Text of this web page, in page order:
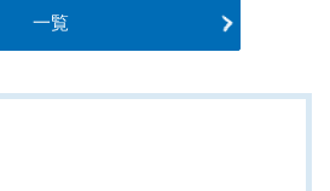
一覧